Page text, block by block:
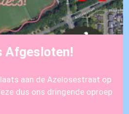
Afgesloten!
aan de Azelosestraat op
dus ons dringende oproep